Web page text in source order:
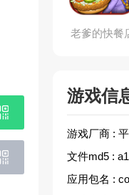
老爹的快餐
游戏信
游戏厂商 :
文件md5 :
应用包名 :